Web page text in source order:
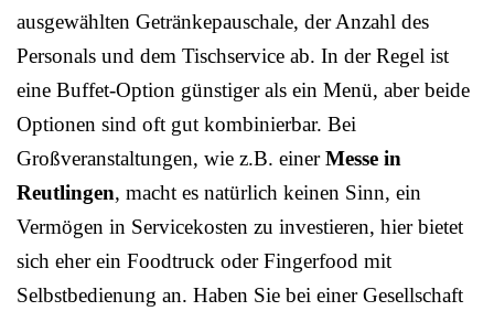
ausgewählten Getränkepauschale, der Anzahl des
Personals und dem Tischservice ab. In der Regel ist
eine Buffet-Option günstiger als ein Menü, aber beide
Optionen sind oft gut kombinierbar. Bei
Großveranstaltungen, wie z.B. einerMesse in
Reutlingen, macht es natürlich keinen Sinn, ein
Vermögen in Servicekosten zu investieren, hier bietet
sich eher ein Foodtruck oder Fingerfood mit
Selbstbedienung an. Haben Sie bei einer Gesellschaft